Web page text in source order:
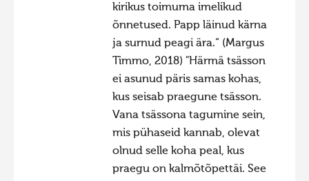
kirikus toimuma imelikud
õnnetused. Papp läinud kärna
ja surnud peagi ära.“ (Margus
Timmo, 2018) "Härmä tsässon
ei asunud päris samas kohas,
kus seisab praegune tsässon.
Vana tsässona tagumine sein,
mis pühaseid kannab, olevat
olnud selle koha peal, kus
praegu on kalmõtõpettäi. See